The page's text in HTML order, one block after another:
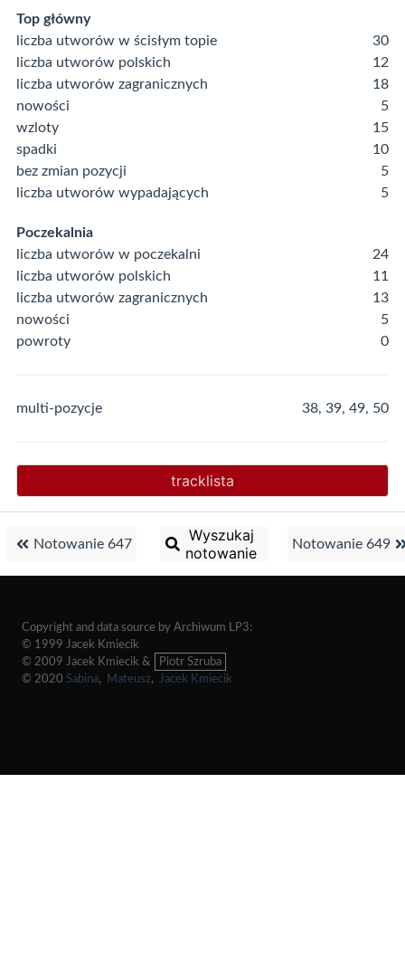
Top główny
liczba utworów w ścisłym topie
30
liczba utworów polskich
12
liczba utworów zagranicznych
18
nowości
5
wzloty
15
spadki
10
bez zmian pozycji
5
liczba utworów wypadających
5
Poczekalnia
liczba utworów w poczekalni
24
liczba utworów polskich
11
liczba utworów zagranicznych
13
nowości
5
powroty
0
multi-pozycje 38, 39, 49, 50
tracklista
Notowanie 647
Wyszukaj
notowanie
Notowanie 649
Copyright and data source by Archiwum LP3:
© 1999 Jacek Kmiecik
© 2009 Jacek Kmiecik &
Piotr Szruba
© 2020 Sabina, Mateusz, Jacek Kmiecik